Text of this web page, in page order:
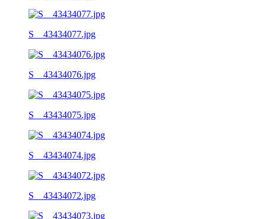
S__43434077.jpg
S__43434076.jpg
S__43434075.jpg
S__43434074.jpg
S__43434072.jpg